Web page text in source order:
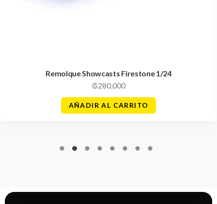
Remolque Showcasts Firestone 1/24
₲280,000
AÑADIR AL CARRITO